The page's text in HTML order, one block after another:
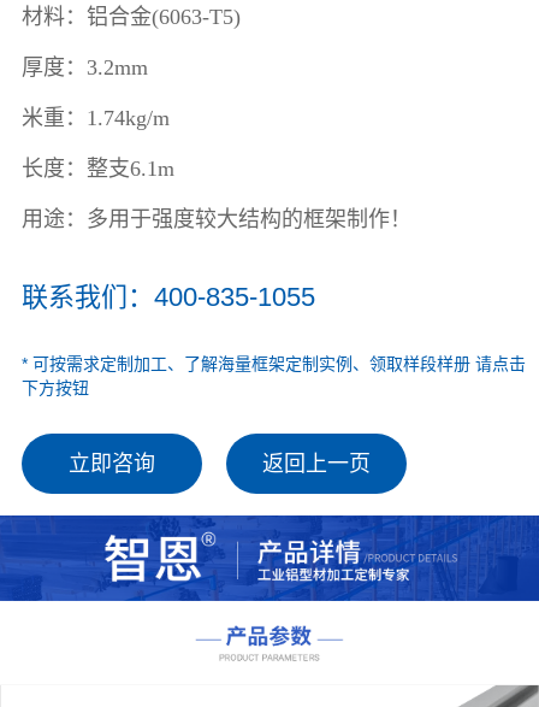
材料： 铝合金(6063-T5)
厚度：3.2mm
米重： 1.74kg/m
长度： 整支6.1m
用途： 多用于强度较大结构的框架制作！
联系我们：400-835-1055
* 可按需求定制加工、了解海量框架定制实例、领取样段样册 请点击
下方按钮
立即咨询 返回上一页